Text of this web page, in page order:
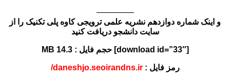
————–
و اینک شماره دوازدهم نشریه علمی ترویجی کاوه پلی تکنیک را از
سایت دانشجو دریافت کنید
[download id=”33″] حجم فایل : 14.3 MB
رمز فایل :daneshjo.seoirandns.ir/